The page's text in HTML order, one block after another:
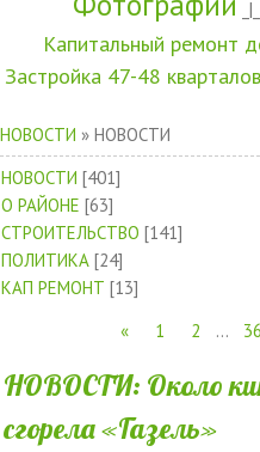
_|_
Капитальный ремонт
Застройка 47-48 кварталов
НОВОСТИ » НОВОСТИ
НОВОСТИ [401]
О РАЙОНЕ [63]
СТРОИТЕЛЬСТВО [141]
ПОЛИТИКА [24]
КАП РЕМОНТ [13]
«
1 2 ... 36
НОВОСТИ: Около
сгорела «Газель»